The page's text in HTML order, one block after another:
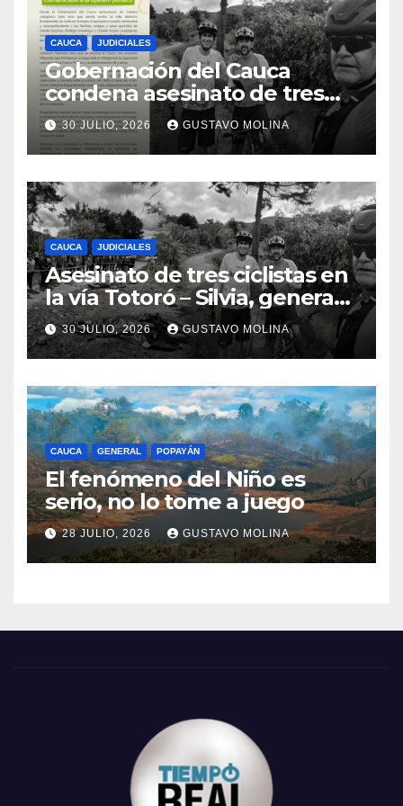
CAUCA JUDICIALES
Gobernación del Cauca
condena asesinato de tres
ciudadanos y exige medidas
urgentes al Gobierno
Nacional
30 JULIO, 2026 GUSTAVO MOLINA
CAUCA JUDICIALES
Asesinato de tres ciclistas en
la vía Totoró – Silvia, genera
consternación en el Cauca
30 JULIO, 2026 GUSTAVO MOLINA
CAUCA GENERAL POPAYÁN
El fenómeno del Niño es
serio, no lo tome a juego
28 JULIO, 2026 GUSTAVO MOLINA